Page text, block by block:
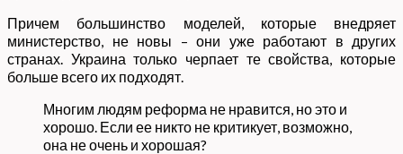
Причем большинство моделей, которые внедряет
министерство, не новы – они уже работают в других
странах. Украина только черпает те свойства, которые
больше всего их подходят.
Многим людям реформа не нравится, но это и
хорошо. Если ее никто не критикует, возможно,
она не очень и хорошая?